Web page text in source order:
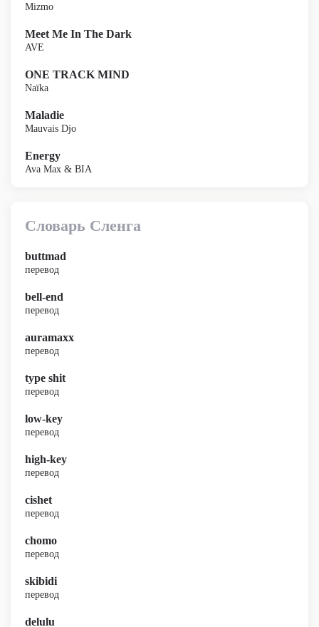
Mizmo
Meet Me In The Dark
AVE
ONE TRACK MIND
Naïka
Maladie
Mauvais Djo
Energy
Ava Max & BIA
Словарь Сленга
buttmad
перевод
bell-end
перевод
auramaxx
перевод
type shit
перевод
low-key
перевод
high-key
перевод
cishet
перевод
chomo
перевод
skibidi
перевод
delulu